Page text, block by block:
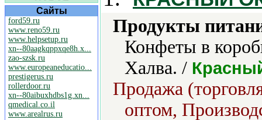
Сайты
ford59.ru
www.reno59.ru
www.helpsetup.ru
xn--80aagkqppxqe8h.x...
zao-szsk.ru
www.europeaneducatio...
prestigerus.ru
rollerdoor.ru
xn--80aibuxhdbs1g.xn...
qmedical.co.il
www.arealrus.ru
Продукты
Конфеты в
Халва. /
Продажа
оптом,